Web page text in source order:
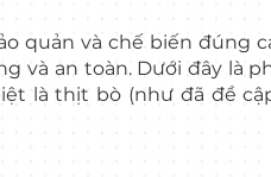
quản và chế biến đúng
và an toàn. Dưới đây là
là thịt bò (như đã đề